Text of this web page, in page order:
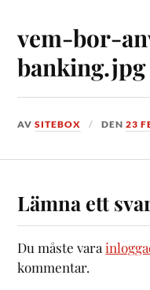
vem-bor-
banking.jpg
AVSITEBOX DEN23
Lämna ett
Du måste vara
kommentar.